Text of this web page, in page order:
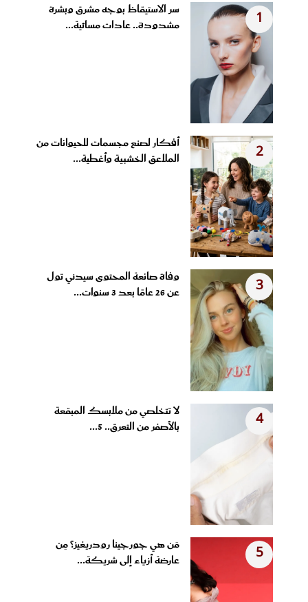
1
سر الاستيقاظ بوجه مشرق وبشرة
مشدودة.. عادات مسائية...
2
أفكار لصنع مجسمات للحيوانات من
الملاعق الخشبية وأغطية...
3
وفاة صانعة المحتوى سيدني تول
عن 26 عامًا بعد 3 سنوات...
4
لا تتخلصي من ملابسك المبقعة
بالأصفر من التعرق.. 5...
5
مَن هي جورجينا رودريغيز؟ مِن
عارضة أزياء إلى شريكة...